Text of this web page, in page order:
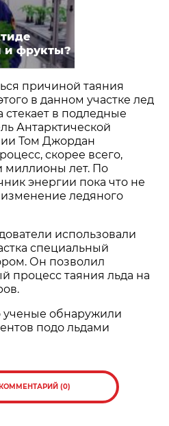
и фрукты?
причиной таяния
в данном участке лед
стекает в подледные
Антарктической
Том Джордан
скорее всего,
миллионы лет. По
энергии пока что не
ледяного
использовали
специальный
Он позволил
процесс таяния льда на
ученые обнаружили
подо льдами
(0)